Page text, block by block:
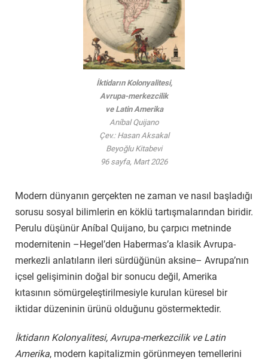
İktidarın Kolonyalitesi,
Avrupa-merkezcilik
ve Latin Amerika
Aníbal Quijano
Çev.: Hasan Aksakal
Beyoğlu Kitabevi
96 sayfa, Mart 2026
Modern dünyanın gerçekten ne zaman ve nasıl başladığı
sorusu sosyal bilimlerin en köklü tartışmalarından biridir.
Perulu düşünür Aníbal Quijano, bu çarpıcı metninde
modernitenin –Hegel’den Habermas’a klasik Avrupa-
merkezli anlatıların ileri sürdüğünün aksine– Avrupa’nın
içsel gelişiminin doğal bir sonucu değil, Amerika
kıtasının sömürgeleştirilmesiyle kurulan küresel bir
iktidar düzeninin ürünü olduğunu göstermektedir.
İktidarın Kolonyalitesi, Avrupa-merkezcilik ve Latin
Amerika, modern kapitalizmin görünmeyen temellerini